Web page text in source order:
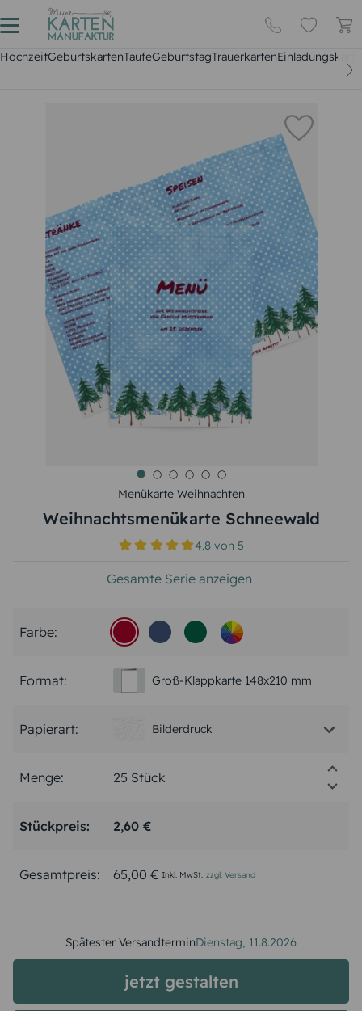
HochzeitGeburtskartenTaufeGeburtstagTrauerkarten
Menükarte Weihnachten
Weihnachtsmenükarte Schneewald
4.8 von5
Gesamte Serie anzeigen
Farbe:
Format: Groß-Klappkarte 148x210 mm
Papierart: Bilderdruck
Menge:
Stückpreis: 2,60 €
Gesamtpreis: 65,00 € Inkl. MwSt. zzgl. Versand
Spätester VersandterminDienstag, 11.8.2026
jetzt gestalten